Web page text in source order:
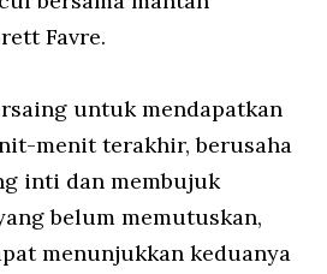
Favre.
untuk mendapatkan
menit terakhir, berusaha
inti dan membujuk
belum memutuskan,
menunjukkan keduanya